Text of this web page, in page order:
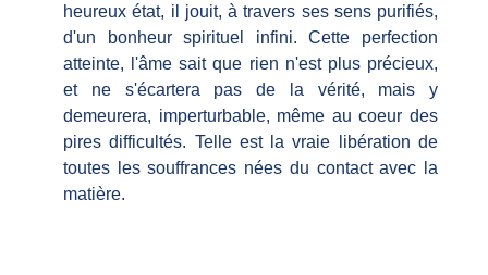
heureux état, il jouit, à travers ses sens purifiés,
d'un bonheur spirituel infini. Cette perfection
atteinte, l'âme sait que rien n'est plus précieux,
et ne s'écartera pas de la vérité, mais y
demeurera, imperturbable, même au coeur des
pires difficultés. Telle est la vraie libération de
toutes les souffrances nées du contact avec la
matière.